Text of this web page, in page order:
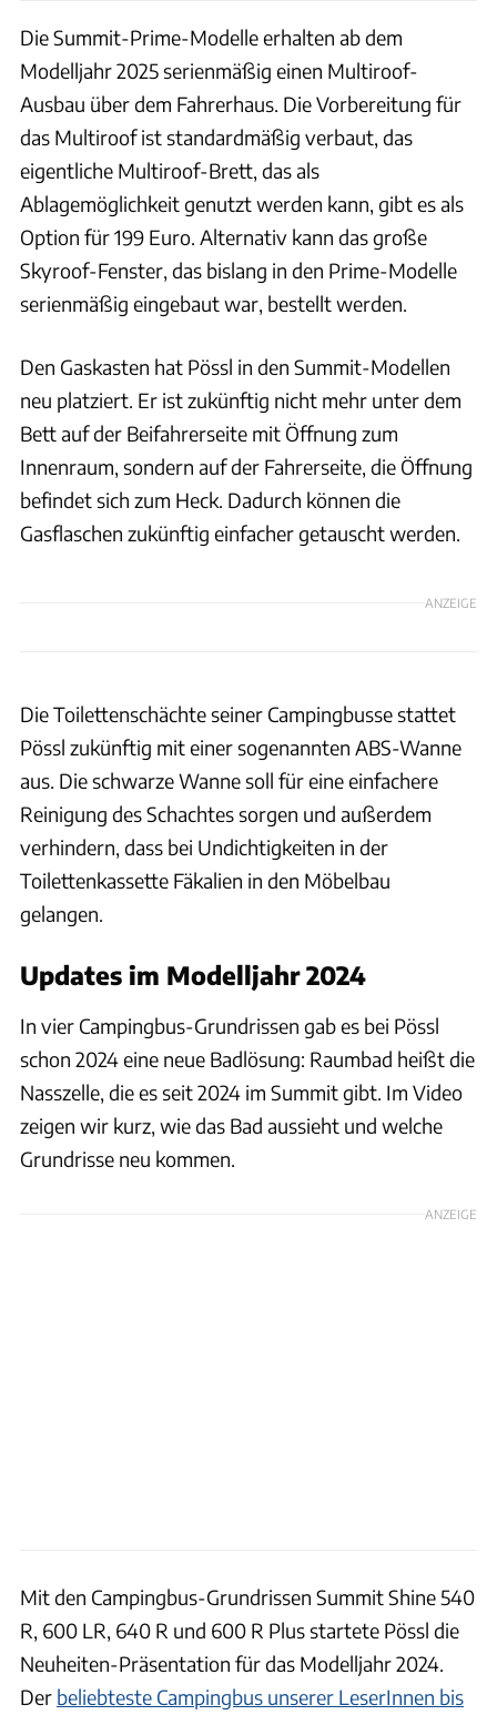
Die Summit-Prime-Modelle erhalten ab dem
Modelljahr 2025 serienmäßig einen Multiroof-
Ausbau über dem Fahrerhaus. Die Vorbereitung für
das Multiroof ist standardmäßig verbaut, das
eigentliche Multiroof-Brett, das als
Ablagemöglichkeit genutzt werden kann, gibt es als
Option für 199 Euro. Alternativ kann das große
Skyroof-Fenster, das bislang in den Prime-Modelle
serienmäßig eingebaut war, bestellt werden.
Den Gaskasten hat Pössl in den Summit-Modellen
neu platziert. Er ist zukünftig nicht mehr unter dem
Bett auf der Beifahrerseite mit Öffnung zum
Innenraum, sondern auf der Fahrerseite, die Öffnung
befindet sich zum Heck. Dadurch können die
Gasflaschen zukünftig einfacher getauscht werden.
ANZEIGE
Die Toilettenschächte seiner Campingbusse stattet
Pössl zukünftig mit einer sogenannten ABS-Wanne
aus. Die schwarze Wanne soll für eine einfachere
Reinigung des Schachtes sorgen und außerdem
verhindern, dass bei Undichtigkeiten in der
Toilettenkassette Fäkalien in den Möbelbau
gelangen.
Updates im Modelljahr 2024
In vier Campingbus-Grundrissen gab es bei Pössl
schon 2024 eine neue Badlösung: Raumbad heißt die
Nasszelle, die es seit 2024 im Summit gibt. Im Video
zeigen wir kurz, wie das Bad aussieht und welche
Grundrisse neu kommen.
ANZEIGE
Mit den Campingbus-Grundrissen Summit Shine 540
R, 600 LR, 640 R und 600 R Plus startete Pössl die
Neuheiten-Präsentation für das Modelljahr 2024.
Der beliebteste Campingbus unserer LeserInnen bis